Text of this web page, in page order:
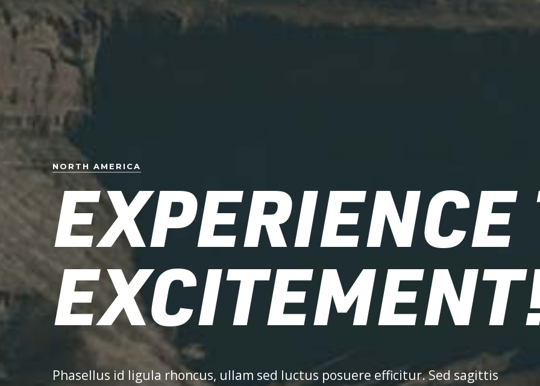
NORTH AMERICA
EXPERIENCE
Phasellus id ligula rhoncus, ullam sed luctus posuere efficitur. Sed sagittis